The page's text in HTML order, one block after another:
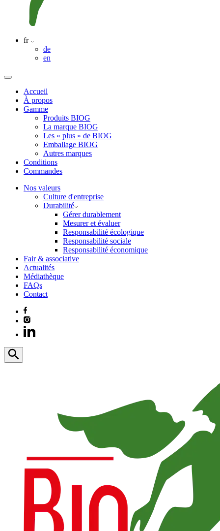
fr
de
en
Accueil
À propos
Gamme
Produits BIOG
La marque BIOG
Les « plus » de BIOG
Emballage BIOG
Autres marques
Conditions
Commandes
Nos valeurs
Culture d'entreprise
Durabilité
Gérer durablement
Mesurer et évaluer
Responsabilité écologique
Responsabilité sociale
Responsabilité économique
Fair & associative
Actualités
Médiathèque
FAQs
Contact